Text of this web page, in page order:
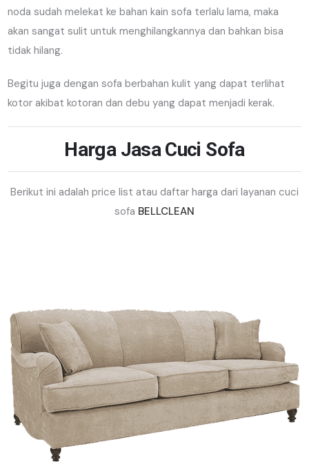
noda sudah melekat ke bahan kain sofa terlalu lama, maka
akan sangat sulit untuk menghilangkannya dan bahkan bisa
tidak hilang.
Begitu juga dengan sofa berbahan kulit yang dapat terlihat
kotor akibat kotoran dan debu yang dapat menjadi kerak.
Harga Jasa Cuci Sofa
Berikut ini adalah price list atau daftar harga dari layanan cuci
sofa BELLCLEAN